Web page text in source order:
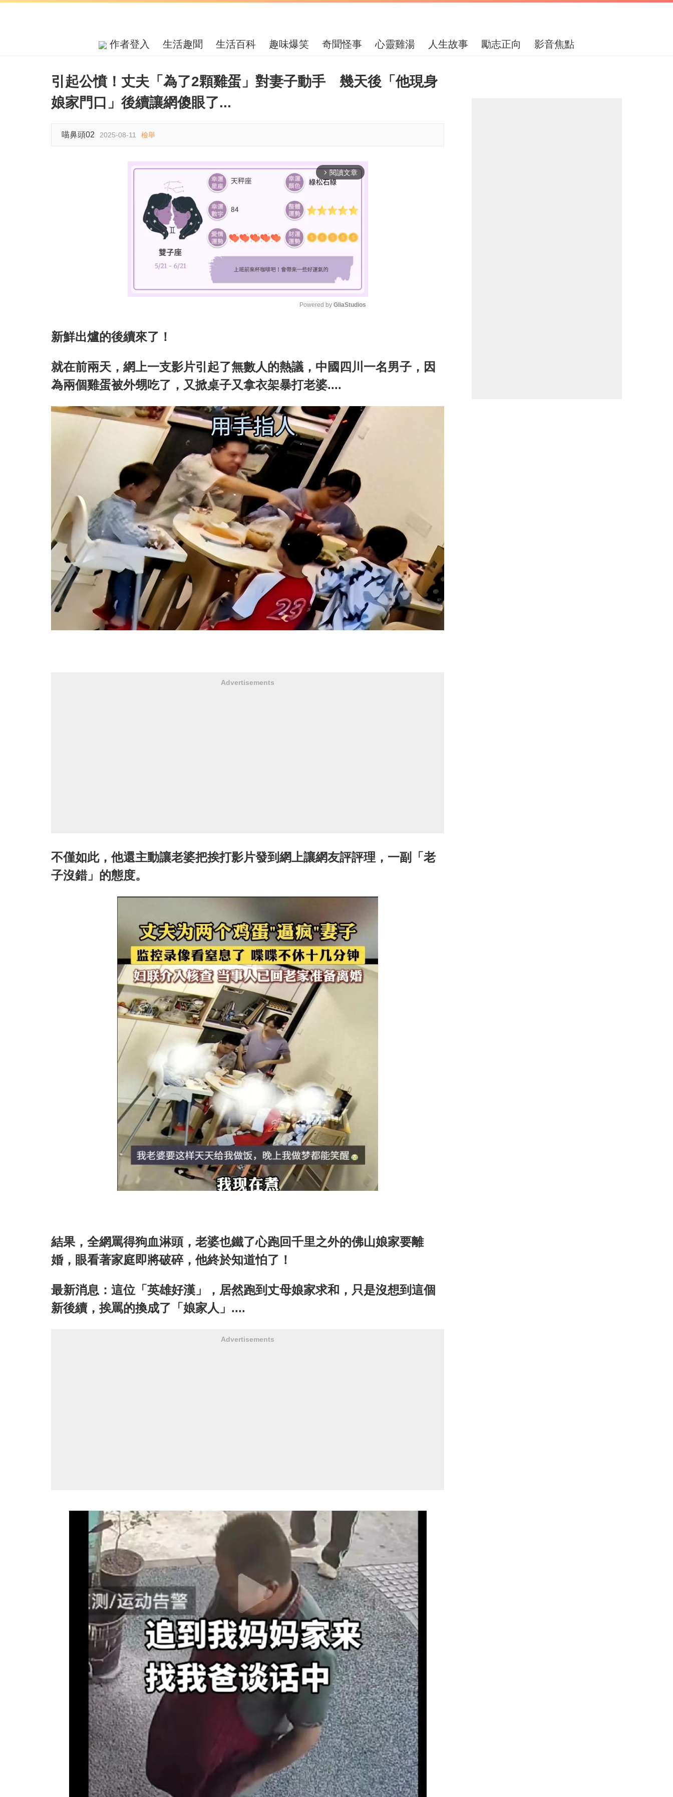
作者登入 生活趣聞 生活百科 趣味爆笑 奇聞怪事 心靈雞湯 人生故事 勵志正向 影音焦點
引起公憤！丈夫「為了2顆雞蛋」對妻子動手 幾天後「他現身
娘家門口」後續讓網傻眼了...
喵鼻頭02 2025-08-11 檢舉
arrow_forward_ios 閱讀文章
e
Powered by GliaStudios
新鮮出爐的後續來了！
就在前兩天，網上一支影片引起了無數人的熱議，中國四川一名男子，因
為兩個雞蛋被外甥吃了，又掀桌子又拿衣架暴打老婆....
Advertisements
不僅如此，他還主動讓老婆把挨打影片發到網上讓網友評評理，一副「老
子沒錯」的態度。
結果，全網罵得狗血淋頭，老婆也鐵了心跑回千里之外的佛山娘家要離
婚，眼看著家庭即將破碎，他終於知道怕了！
最新消息：這位「英雄好漢」，居然跑到丈母娘家求和，只是沒想到這個
新後續，挨罵的換成了「娘家人」....
Advertisements